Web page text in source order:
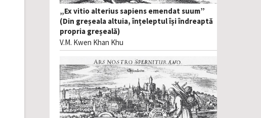
„Ex vitio alterius sapiens emendat suum”
(Din greșeala altuia, înțeleptul își îndreaptă
propria greșeală)
V.M. Kwen Khan Khu